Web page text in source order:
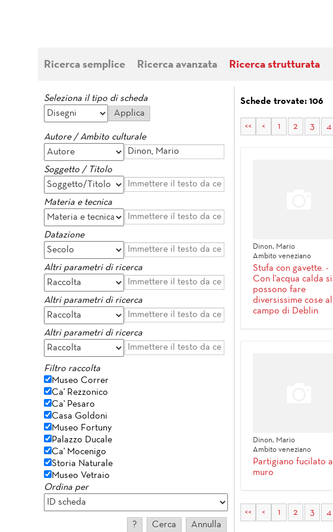
Ricerca semplice Ricerca avanzata Ricerca strutturata
Seleziona il tipo di scheda
Autore / Ambito culturale
Soggetto / Titolo
Materia e tecnica
Datazione
Altri parametri di ricerca
Altri parametri di ricerca
Altri parametri di ricerca
Filtro raccolta
Museo Correr
Ca' Rezzonico
Ca' Pesaro
Casa Goldoni
Museo Fortuny
Palazzo Ducale
Ca' Mocenigo
Storia Naturale
Museo Vetraio
Ordina per
Schede trovate: 106
<< < 1 2 3 4
Dinon, Mario
Ambito veneziano
Stufa con gavette. -
Con l'acqua calda si
possono fare
diversissime cose al
campo di Deblin
Dinon, Mario
Ambito veneziano
Partigiano fucilato al
muro
<< < 1 2 3 4